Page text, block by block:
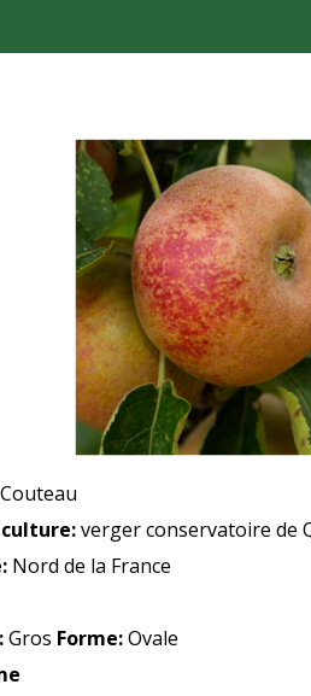
Couteau
verger conservatoire de
Nord de la France
Gros Forme:Ovale